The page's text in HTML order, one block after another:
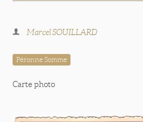
Marcel SOUILLARD
Péronne Somme
Carte photo